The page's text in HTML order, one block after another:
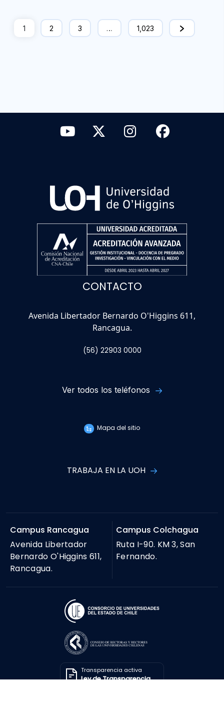
1 2 3 … 1,023
CONTACTO
Avenida Libertador Bernardo O'Higgins 611,
Rancagua.
(56) 22903 0000
Ver todos los teléfonos
Mapa del sitio
TRABAJA EN LA UOH
Campus Rancagua
Avenida Libertador
Bernardo O'Higgins 611,
Rancagua.
Campus Colchagua
Ruta I-90. KM 3, San
Fernando.
Transparencia activa
Ley de Transparencia